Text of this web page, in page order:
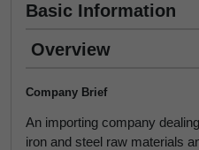
Basic Information
Overview
Company Brief
An importing company
iron and steel raw materials